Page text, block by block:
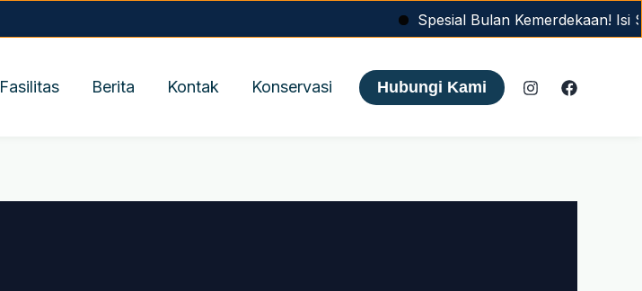
Spesial Bulan Kemerdekaan! Isi
Fasilitas Berita Kontak Konservasi Hubungi Kami